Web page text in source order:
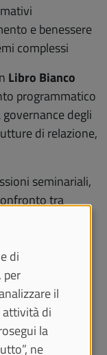
e benessere
complessi
Libro Bianco
programmatico
degli
di relazione,
seminariali,
tra
con
della
immobiliare
accademiche
sullo stesso.
di
per
il
di
la
ne